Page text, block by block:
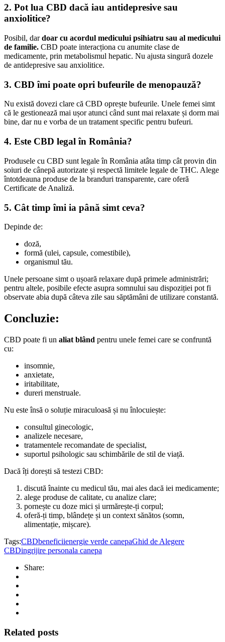
2. Pot lua CBD dacă iau antidepresive sau
anxiolitice?
Posibil, dardoar cu acordul medicului psihiatru sau al medicului
de familie. CBD poate interacționa cu anumite clase de
medicamente, prin metabolismul hepatic. Nu ajusta singură dozele
de antidepresive sau anxiolitice.
3. CBD îmi poate opri bufeurile de menopauză?
Nu există dovezi clare că CBD oprește bufeurile. Unele femei simt
că le gestionează mai ușor atunci când sunt mai relaxate și dorm mai
bine, dar nu e vorba de un tratament specific pentru bufeuri.
4. Este CBD legal în România?
Produsele cu CBD sunt legale în România atâta timp cât provin din
soiuri de cânepă autorizate și respectă limitele legale de THC. Alege
întotdeauna produse de la branduri transparente, care oferă
Certificate de Analiză.
5. Cât timp îmi ia până simt ceva?
Depinde de:
doză,
formă (ulei, capsule, comestibile),
organismul tău.
Unele persoane simt o ușoară relaxare după primele administrări;
pentru altele, posibile efecte asupra somnului sau dispoziției pot fi
observate abia după câteva zile sau săptămâni de utilizare constantă.
Concluzie:
CBD poate fi un aliat blând pentru unele femei care se confruntă
cu:
insomnie,
anxietate,
iritabilitate,
dureri menstruale.
Nu este însă o soluție miraculoasă și nu înlocuiește:
consultul ginecologic,
analizele necesare,
tratamentele recomandate de specialist,
suportul psihologic sau schimbările de stil de viață.
Dacă îți dorești să testezi CBD:
discută înainte cu medicul tău, mai ales dacă iei medicamente;
alege produse de calitate, cu analize clare;
pornește cu doze mici și urmărește-ți corpul;
oferă-ți timp, blândețe și un context sănătos (somn,
alimentație, mișcare).
Tags:CBDbeneficiienergie verde canepaGhid de Alegere
CBDingrijire personala canepa
Share:
Related posts